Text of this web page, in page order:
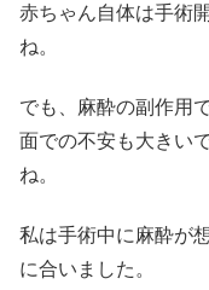
赤ちゃん自体は手術
ね。
でも、麻酔の副作用
面での不安も大きい
ね。
私は手術中に麻酔が
に合いました。